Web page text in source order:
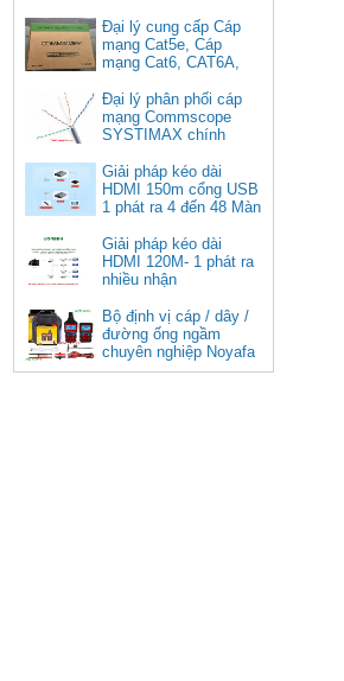
Cáp chuyển USB Type-C sang
Displayport 1.4 độ phân giải
cao cấp
Giá: 350,000 VNĐ
Đại lý cung cấp Cáp
mạng Cat5e, Cáp
mạng Cat6, CAT6A,
Commscope
Đại lý phân phối cáp
mạng Commscope
SYSTIMAX chính
Giải pháp kéo dài
HDMI 150m cổng USB
1 phát ra 4 đến 48 Màn
Giải pháp kéo dài
HDMI 120M- 1 phát ra
nhiều nhận
Bộ định vị cáp / dây /
đường ống ngầm
chuyên nghiệp Noyafa
NF-826